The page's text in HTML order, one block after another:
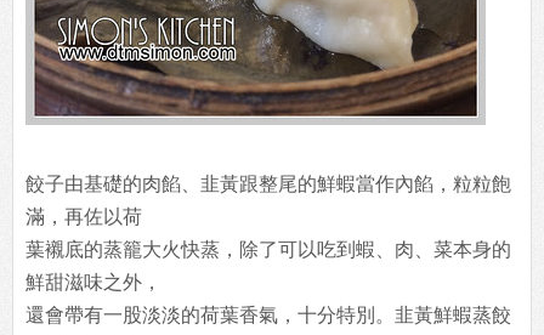
餃子由基礎的肉餡、韭黃跟整尾的鮮蝦當作內餡，粒粒飽
滿，再佐以荷
葉襯底的蒸籠大火快蒸，除了可以吃到蝦、肉、菜本身的
鮮甜滋味之外，
還會帶有一股淡淡的荷葉香氣，十分特別。韭黃鮮蝦蒸餃